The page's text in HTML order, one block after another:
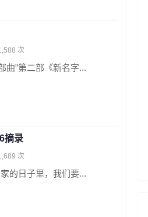
次
曲”第二部《新名字...
摘录
次
的日子里，我们要...